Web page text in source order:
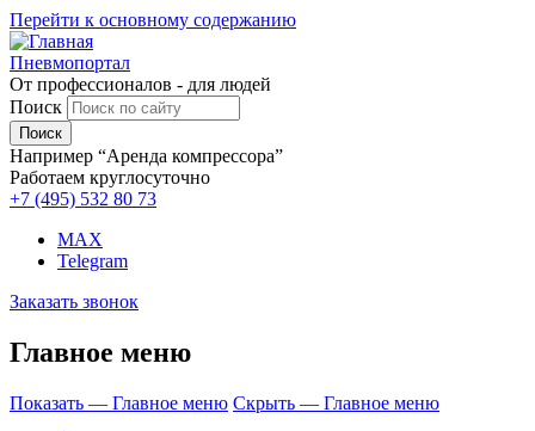
Перейти к основному содержанию
Пневмопортал
От профессионалов - для людей
Поиск
Например “Аренда компрессора”
Работаем круглосуточно
+7 (495) 532 80 73
MAX
Telegram
Заказать звонок
Главное меню
Показать — Главное меню Скрыть — Главное меню